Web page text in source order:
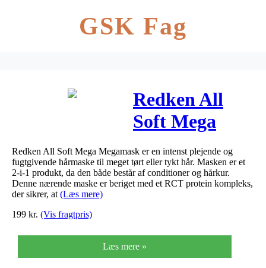
GSK Fag
Redken All
Soft Mega
Megamask
200 ml
Redken All Soft Mega Megamask er en intenst plejende og
fugtgivende hårmaske til meget tørt eller tykt hår. Masken er et
2-i-1 produkt, da den både består af conditioner og hårkur.
Denne nærende maske er beriget med et RCT protein kompleks,
der sikrer, at (Læs mere)
199 kr. (Vis fragtpris)
Læs mere »